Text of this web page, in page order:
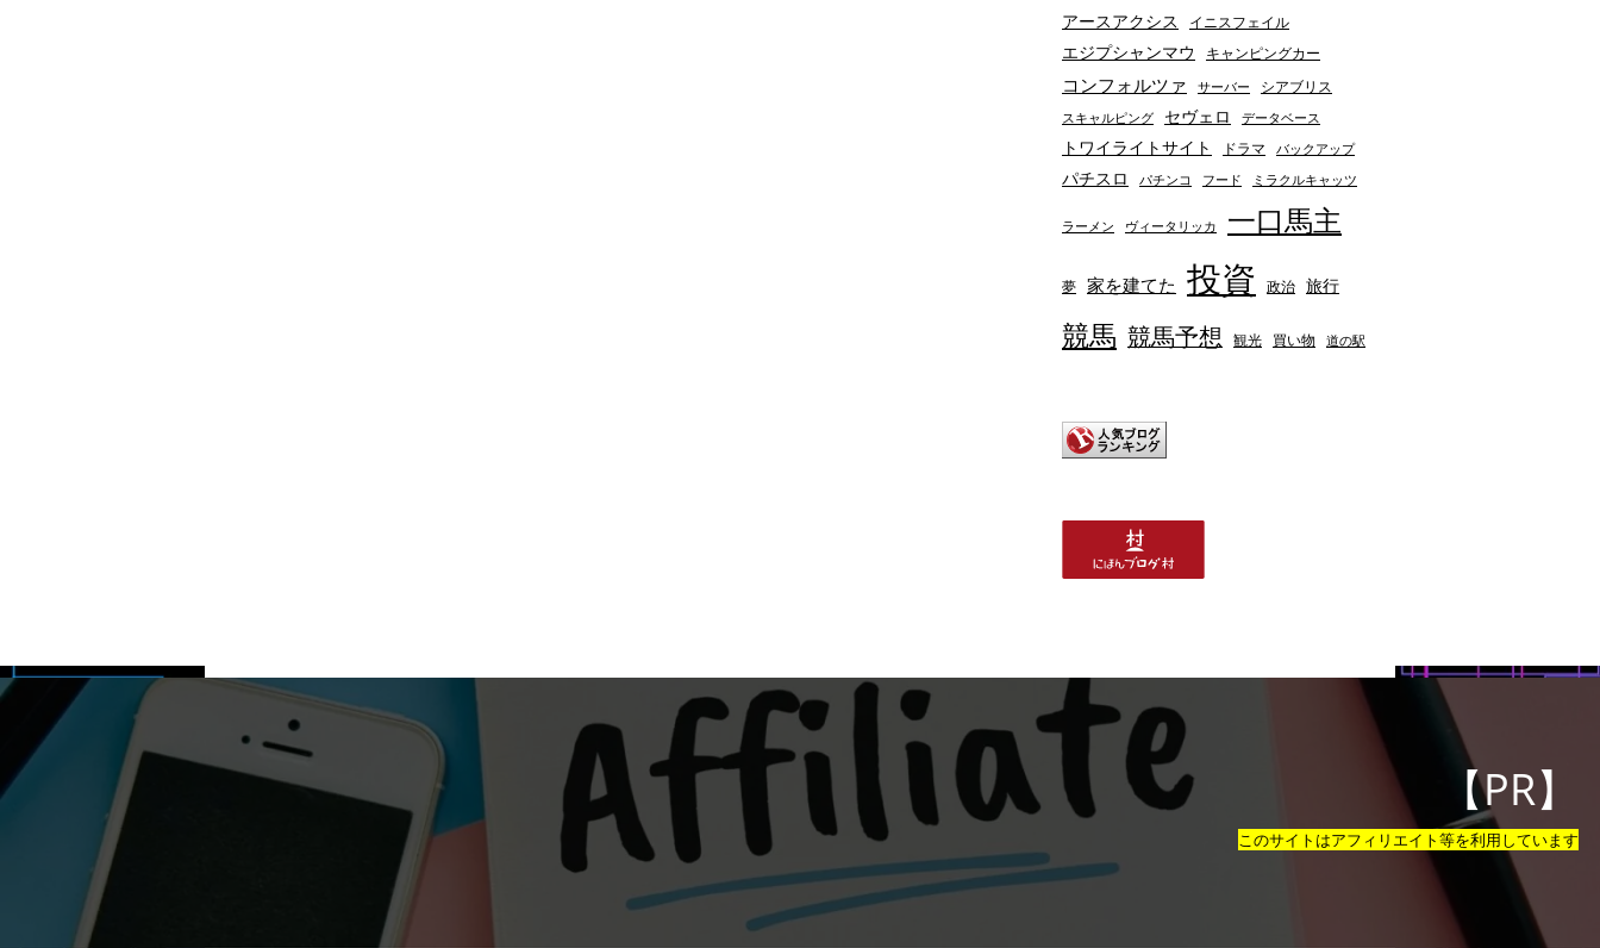
アースアクシス イニスフェイル
エジプシャンマウ キャンピングカー
コンフォルツァ サーバー シアブリス
スキャルピング セヴェロ データベース
トワイライトサイト ドラマ バックアップ
パチスロ パチンコ フード ミラクルキャッツ
ラーメン ヴィータリッカ 一口馬主
夢 家を建てた 投資 政治 旅行
競馬 競馬予想 観光 買い物 道の駅